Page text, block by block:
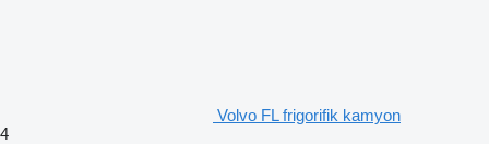
Volvo FL frigorifik kamyon
4